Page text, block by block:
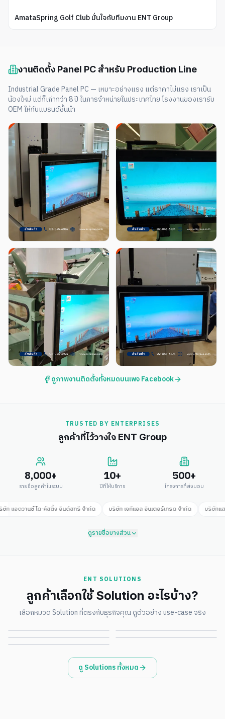
AmataSpring Golf Club มั่นใจกับทีมงาน ENT Group
งานติดตั้ง Panel PC สำหรับ Production Line
Industrial Grade Panel PC — เหมาะอย่างแรง แต่ราคาไม่แรง เราเป็น
น้องใหม่ แต่ก็เก่ากว่า 8 ปี ในการจำหน่ายในประเทศไทย โรงงานของเรารับ
OEM ให้กับแบรนด์ชั้นนำ
ดูภาพงานติดตั้งทั้งหมดบนเพจ Facebook
TRUSTED BY ENTERPRISES
ลูกค้าที่ไว้วางใจ ENT Group
8,000+
รายชื่อลูกค้าในระบบ
10+
ปีที่ให้บริการ
500+
โครงการที่ส่งมอบ
แอดวานซ์ ได-คัสติ้ง อินดัสทรี จำกัด บริษัท เจทีแอล อินเตอร์เทรด จำกัด บริษัทแส
ดูรายชื่อบางส่วน
ENT SOLUTIONS
ลูกค้าเลือกใช้ Solution อะไรบ้าง?
เลือกหมวด Solution ที่ตรงกับธุรกิจคุณ ดูตัวอย่าง use-case จริง
Smart Factory Edge AI · Vision
ดูรายละเอียด
Environmental · ESG Government · Smart City
ดูรายละเอียด
ดู Solutions ทั้งหมด